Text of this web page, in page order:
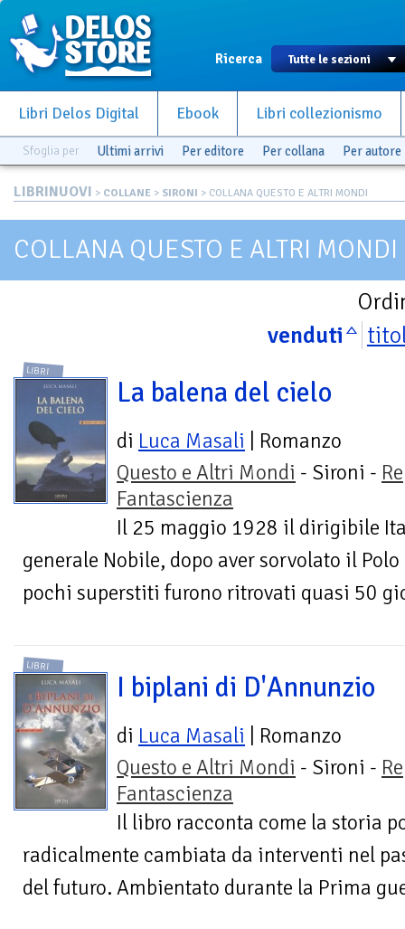
Ricerca
Libri Delos Digital Ebook Libri collezionismo
Sfoglia per Ultimi arrivi Per editore Per collana Per autore
LIBRINUOVI > COLLANE > SIRONI > COLLANA QUESTO E ALTRI MONDI
COLLANA QUESTO E ALTRI MONDI
venduti
LIBRI
La balena del cielo
di Luca Masali | Romanzo
Questo e Altri Mondi - Sironi -
Fantascienza
Il 25 maggio 1928 il dirigibile
generale Nobile, dopo aver sorvolato il
pochi superstiti furono ritrovati quasi 50
LIBRI
I biplani di D'Annunzio
di Luca Masali | Romanzo
Questo e Altri Mondi - Sironi -
Fantascienza
Il libro racconta come la storia
radicalmente cambiata da interventi nel
del futuro. Ambientato durante la Prima